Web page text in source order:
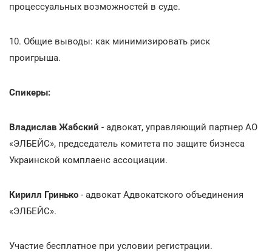
процессуальных возможностей в суде.
10. Общие выводы: как минимизировать риск
проигрыша.
Спикеры:
Владислав Жабский - адвокат, управляющий партнер АО
«ЭЛБЕЙС», председатель комитета по защите бизнеса
Украинской комплаенс ассоциации.
Кирилл Гринько - адвокат Адвокатского объединения
«ЭЛБЕЙС».
Участие бесплатное при условии регистрации.